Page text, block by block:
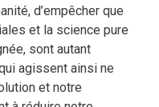
d’empêcher que
et la science pure
sont autant
agissent ainsi ne
et notre